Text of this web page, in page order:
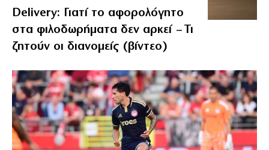
Delivery: Γιατί το αφορολόγητο
στα φιλοδωρήματα δεν αρκεί – Τι
ζητούν οι διανομείς (βίντεο)